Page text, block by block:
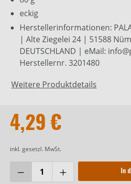
eckig
Herstellerinformationen:
| Alte Ziegelei 24 | 51588
DEUTSCHLAND | eMail:
Herstellernr. 3201480
Weitere Produktdetails
4,29 €
inkl. gesetzl. MwSt.
In